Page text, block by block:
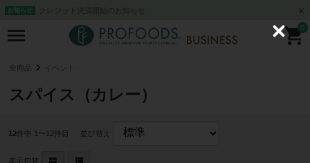
お知らせ クレジット決済開始のお知らせ
0
全商品 イベント
スパイス（カレー）
12件中 1〜12件目 並び替え
表示切替
C